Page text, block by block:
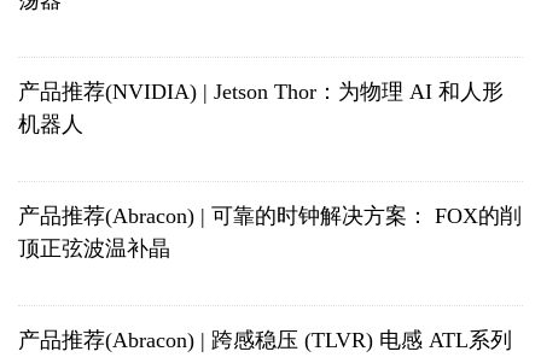
产品推荐(NVIDIA) | Jetson Thor：为物理 AI 和人形
机器人
产品推荐(Abracon) | 可靠的时钟解决方案： FOX的削
顶正弦波温补晶
产品推荐(Abracon) | 跨感稳压 (TLVR) 电感 ATL系列